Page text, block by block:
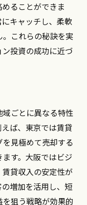
ることができま
キャッチし、柔軟
これらの秘訣を実
投資の成功に近づ
ごとに異なる特性
ば、東京では賃貸
見極めて売却する
す。大阪ではビジ
貸収入の安定性が
増加を活用し、短
狙う戦略が効果的